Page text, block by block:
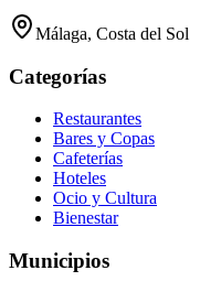
Málaga, Costa del Sol
Categorías
Restaurantes
Bares y Copas
Cafeterías
Hoteles
Ocio y Cultura
Bienestar
Municipios